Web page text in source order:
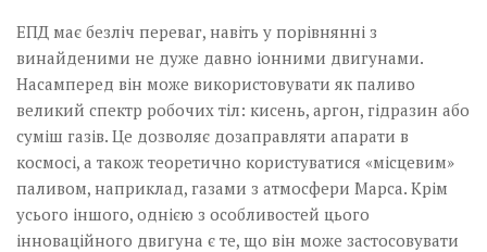
ЕПД має безліч переваг, навіть у порівнянні з
винайденими не дуже давно іонними двигунами.
Насамперед він може використовувати як паливо
великий спектр робочих тіл: кисень, аргон, гідразин або
суміш газів. Це дозволяє дозаправляти апарати в
космосі, а також теоретично користуватися «місцевим»
паливом, наприклад, газами з атмосфери Марса. Крім
усього іншого, однією з особливостей цього
інноваційного двигуна є те, що він може застосовувати